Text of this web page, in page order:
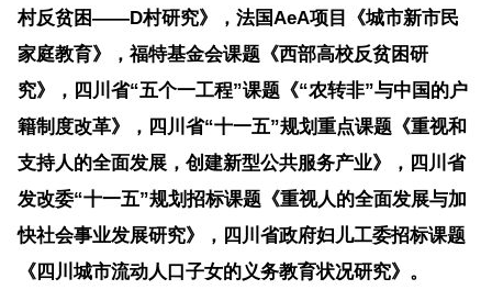
村反贫困——D村研究》，法国AeA项目《城市新市民
家庭教育》，福特基金会课题《西部高校反贫困研
究》，四川省“五个一工程”课题《“农转非”与中国的户
籍制度改革》，四川省“十一五”规划重点课题《重视和
支持人的全面发展，创建新型公共服务产业》，四川省
发改委“十一五”规划招标课题《重视人的全面发展与加
快社会事业发展研究》，四川省政府妇儿工委招标课题
《四川城市流动人口子女的义务教育状况研究》。